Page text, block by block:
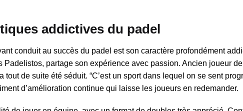
addictives du padel
conduit au succès du padel est son caractère profondément
Padelistos, partage son expérience avec passion. Ancien joueur
tout de suite été séduit. “C’est un sport dans lequel on se sent
d’amélioration continue qui laisse les joueurs en redemander.